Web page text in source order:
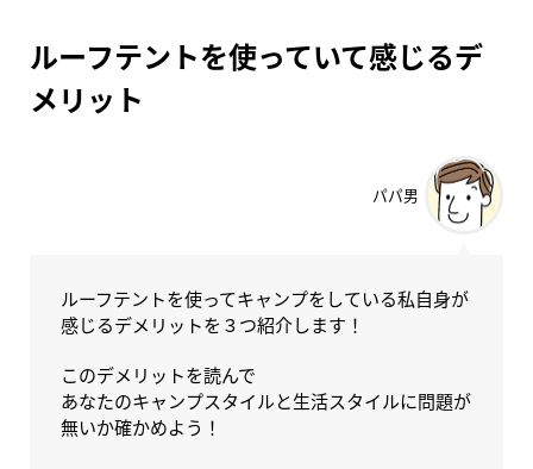
ルーフテントを使っていて感じるデ
メリット
パパ男
ルーフテントを使ってキャンプをしている私自身が
感じるデメリットを３つ紹介します！
このデメリットを読んで
あなたのキャンプスタイルと生活スタイルに問題が
無いか確かめよう！